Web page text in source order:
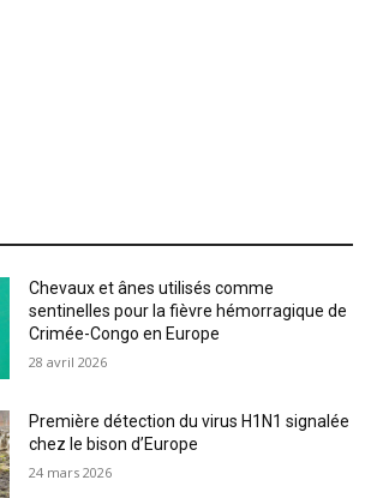
Chevaux et ânes utilisés comme
sentinelles pour la fièvre hémorragique de
Crimée-Congo en Europe
28 avril 2026
Première détection du virus H1N1 signalée
chez le bison d’Europe
24 mars 2026